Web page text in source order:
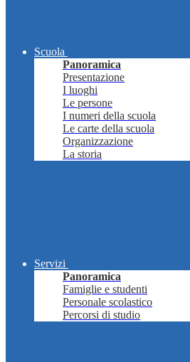
Scuola
Panoramica
Presentazione
I luoghi
Le persone
I numeri della scuola
Le carte della scuola
Organizzazione
La storia
Servizi
Panoramica
Famiglie e studenti
Personale scolastico
Percorsi di studio